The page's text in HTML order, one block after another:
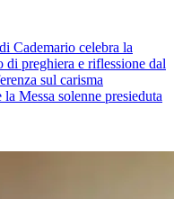
Cademario celebra la
preghiera e riflessione dal
sul carisma
Messa solenne presieduta